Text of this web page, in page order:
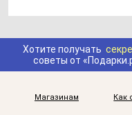
Хотите получать
советы от
Магазинам Как